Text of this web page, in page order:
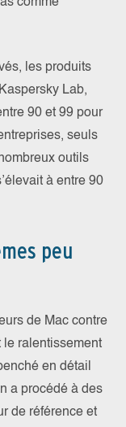
les produits
Lab,
90 et 99 pour
seuls
outils
à entre 90
peu
de Mac contre
le ralentissement
en détail
a procédé à des
de référence et